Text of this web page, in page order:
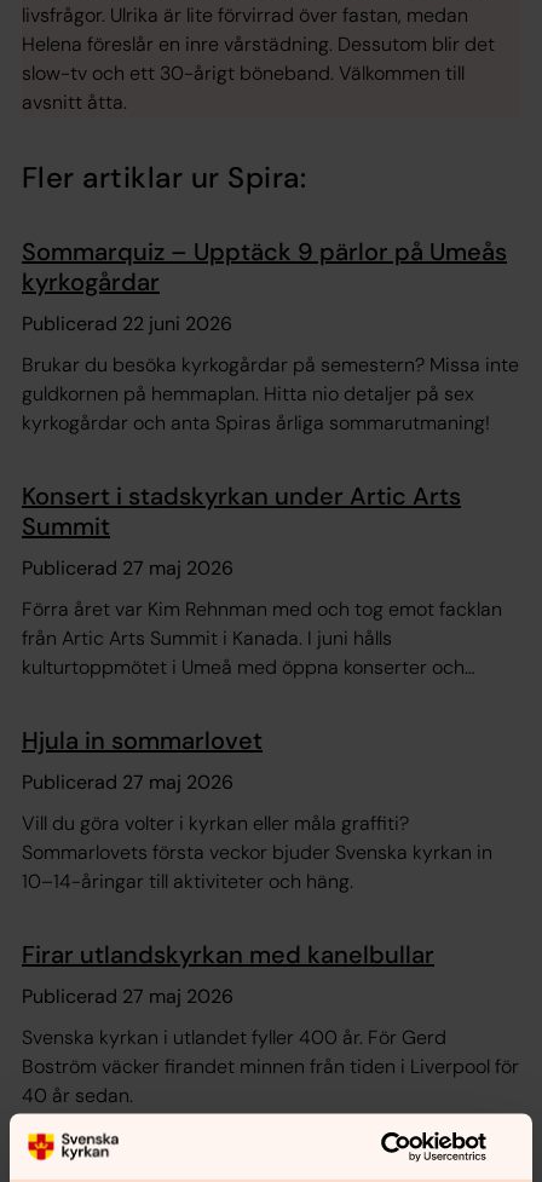
livsfrågor. Ulrika är lite förvirrad över fastan, medan
Helena föreslår en inre vårstädning. Dessutom blir det
slow-tv och ett 30-årigt böneband. Välkommen till
avsnitt åtta.
Fler artiklar ur Spira:
Sommarquiz – Upptäck 9 pärlor på Umeås
kyrkogårdar
Publicerad 22 juni 2026
Brukar du besöka kyrkogårdar på semestern? Missa inte
guldkornen på hemmaplan. Hitta nio detaljer på sex
kyrkogårdar och anta Spiras årliga sommarutmaning!
Konsert i stadskyrkan under Artic Arts
Summit
Publicerad 27 maj 2026
Förra året var Kim Rehnman med och tog emot facklan
från Artic Arts Summit i Kanada. I juni hålls
kulturtoppmötet i Umeå med öppna konserter och
Hjula in sommarlovet
Publicerad 27 maj 2026
Vill du göra volter i kyrkan eller måla graffiti?
Sommarlovets första veckor bjuder Svenska kyrkan in
10–14-åringar till aktiviteter och häng.
Firar utlandskyrkan med kanelbullar
Publicerad 27 maj 2026
Svenska kyrkan i utlandet fyller 400 år. För Gerd
Boström väcker firandet minnen från tiden i Liverpool för
40 år sedan.
Daniel är generös med samtal och sötsaker